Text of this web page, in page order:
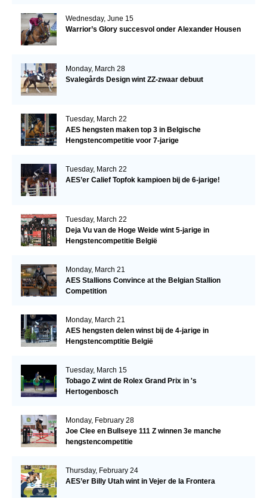
Wednesday, June 15
Warrior’s Glory succesvol onder Alexander Housen
Monday, March 28
Svalegårds Design wint ZZ-zwaar debuut
Tuesday, March 22
AES hengsten maken top 3 in Belgische
Hengstencompetitie voor 7-jarige
Tuesday, March 22
AES’er Calief Topfok kampioen bij de 6-jarige!
Tuesday, March 22
Deja Vu van de Hoge Weide wint 5-jarige in
Hengstencompetitie België
Monday, March 21
AES Stallions Convince at the Belgian Stallion
Competition
Monday, March 21
AES hengsten delen winst bij de 4-jarige in
Hengstencomptitie België
Tuesday, March 15
Tobago Z wint de Rolex Grand Prix in 's
Hertogenbosch
Monday, February 28
Joe Clee en Bullseye 111 Z winnen 3e manche
hengstencompetitie
Thursday, February 24
AES’er Billy Utah wint in Vejer de la Frontera